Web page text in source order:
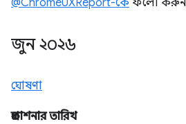
@ChromeUXReport-কেফলো
জুন ২০২৬
ঘোষণা
প্রকাশনার তারিখ